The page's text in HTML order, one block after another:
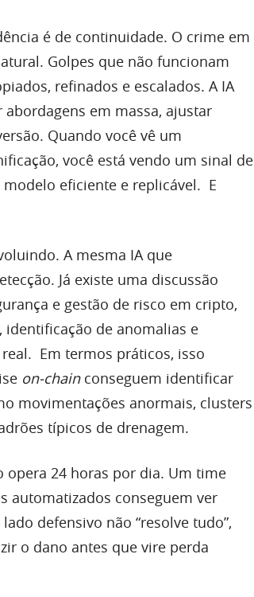
é de continuidade. O crime em
Golpes que não funcionam
refinados e escalados. A IA
em massa, ajustar
Quando você vê um
você está vendo um sinal de
eficiente e replicável. E
A mesma IA que
Já existe uma discussão
e gestão de risco em cripto,
de anomalias e
Em termos práticos, isso
on-chainconseguem identificar
movimentações anormais, clusters
típicos de drenagem.
opera 24 horas por dia. Um time
automatizados conseguem ver
defensivo não “resolve tudo”,
o dano antes que vire perda